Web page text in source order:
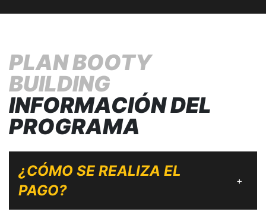
PLAN BOOTY
BUILDING
INFORMACIÓN DEL
PROGRAMA
¿CÓMO SE REALIZA EL
PAGO?
+